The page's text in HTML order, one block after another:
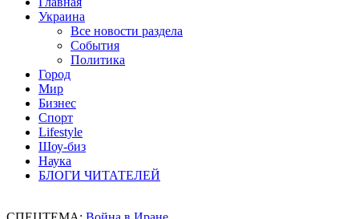
Украина
Все новости раздела
События
Политика
Город
Мир
Бизнес
Спорт
Lifestyle
Шоу-биз
Наука
БЛОГИ ЧИТАТЕЛЕЙ